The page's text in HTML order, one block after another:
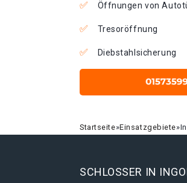
Öffnungen von
Tresoröffnung
Diebstahlsicherung
Startseite»Einsatzgebiete»
SCHLOSSER IN